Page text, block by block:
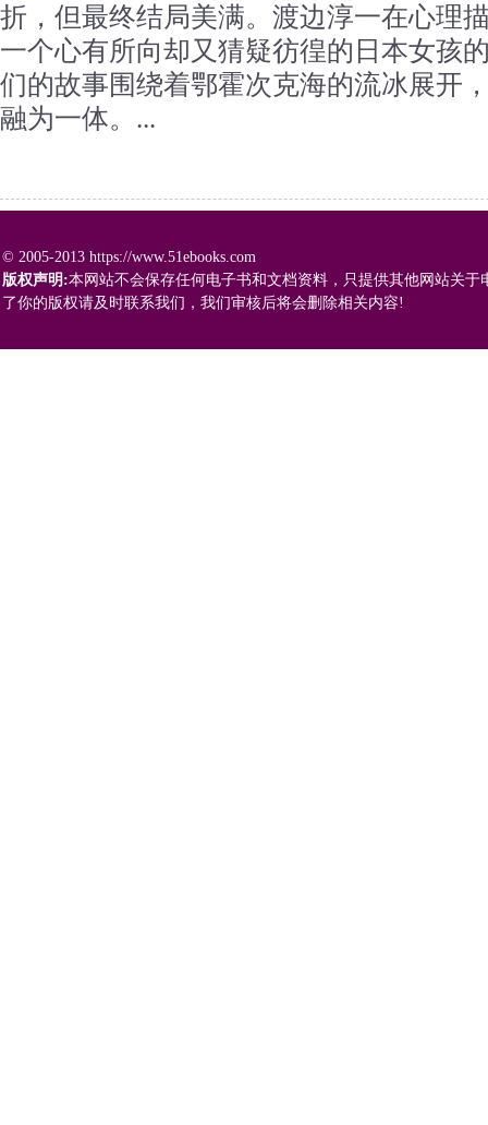
折，但最终结局美满。渡边淳一在心理
一个心有所向却又猜疑彷徨的日本女孩
们的故事围绕着鄂霍次克海的流冰展开
融为一体。...
© 2005-2013 https://www.51ebooks.com
版权声明:本网站不会保存任何电子书和文档资料，只提供其他网站关
了你的版权请及时联系我们，我们审核后将会删除相关内容!